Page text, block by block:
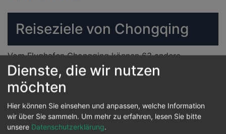
Reiseziele von Chongqing
Vom Flughafen Chongqing können 63 andere
Flughäfen in diversen Ländern werden auch
angeflogen. Hauptziel ist der Wuhan in Wuhan.
Chongqing:
Dienste, die wir nutzen
möchten
Hier können Sie einsehen und anpassen, welche Information
wir über Sie sammeln. Um mehr zu erfahren, lesen Sie bitte
unsere Datenschutzerklärung.